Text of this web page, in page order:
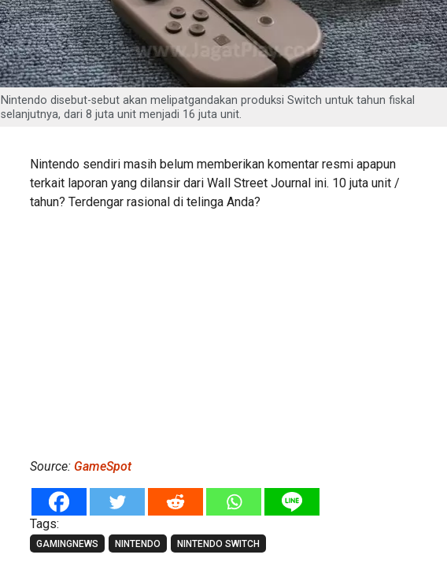
Nintendo disebut-sebut akan melipatgandakan produksi Switch untuk tahun fiskal
selanjutnya, dari 8 juta unit menjadi 16 juta unit.
Nintendo sendiri masih belum memberikan komentar resmi apapun
terkait laporan yang dilansir dari Wall Street Journal ini. 10 juta unit /
tahun? Terdengar rasional di telinga Anda?
Source: GameSpot
Tags:
GAMINGNEWS NINTENDO NINTENDO SWITCH